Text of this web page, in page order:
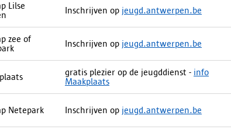
Lilse
Inschrijven op jeugd.antwerpen.be
zee of
Inschrijven op jeugd.antwerpen.be
gratis plezier op de jeugddienst - info
Maakplaats
Netepark Inschrijven op jeugd.antwerpen.be